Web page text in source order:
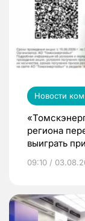
Новости
региона
выиграть
09:10 /